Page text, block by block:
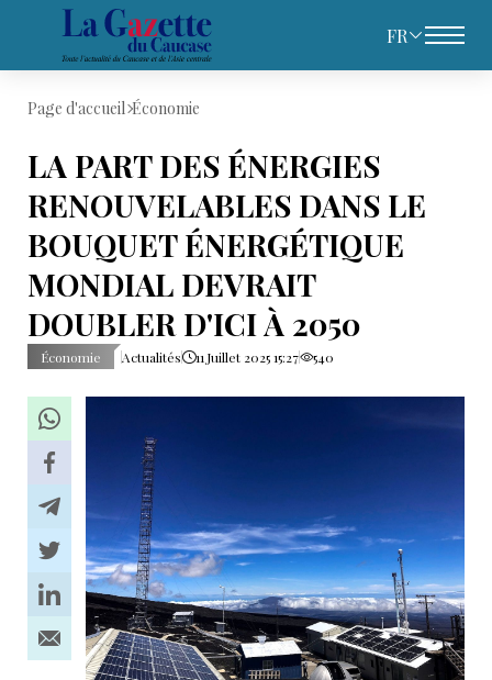
FR
Page d'accueil Économie
LA PART DES ÉNERGIES
RENOUVELABLES DANS LE
BOUQUET ÉNERGÉTIQUE
MONDIAL DEVRAIT
DOUBLER D'ICI À 2050
Économie Actualités 11 Juillet 2025 15:27 540